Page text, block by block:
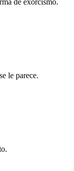
le parece.